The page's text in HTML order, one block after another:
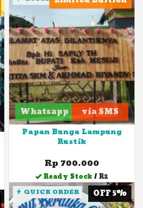
Whatsapp via SMS
Papan Bunga Lampung
Rustik
Rp 700.000
Ready Stock / R2
OFF 5%
QUICK ORDER